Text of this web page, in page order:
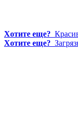
Хотите еще?
Хотите еще?